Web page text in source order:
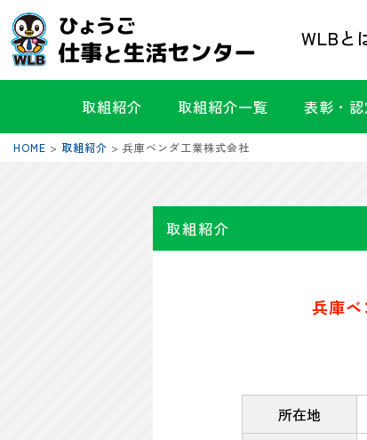
WLBと
取組紹介 取組紹介一覧 表彰・
HOME > 取組紹介 > 兵庫ベンダ工業株式会社
取組紹介
兵庫
所在地